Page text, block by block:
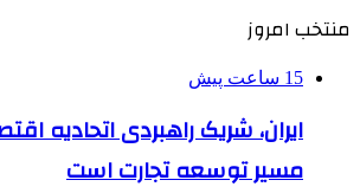
منتخب امروز
15 ساعت پیش
ایران، شریک راهبردی اتحادیه
مسیر توسعه تجارت است